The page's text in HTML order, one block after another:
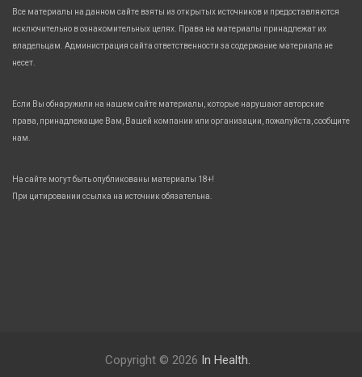
Все материалы на данном сайте взяты из открытых источников и предоставляются
исключительно в ознакомительных целях. Права на материалы принадлежат их
владельцам. Администрация сайта ответственности за содержание материала не
несет.
Если Вы обнаружили на нашем сайте материалы, которые нарушают авторские
права, принадлежащие Вам, Вашей компании или организации, пожалуйста, сообщите
нам.
На сайте могут быть опубликованы материалы 18+!
При цитировании ссылка на источник обязательна.
Copyright © 2026 In Health.